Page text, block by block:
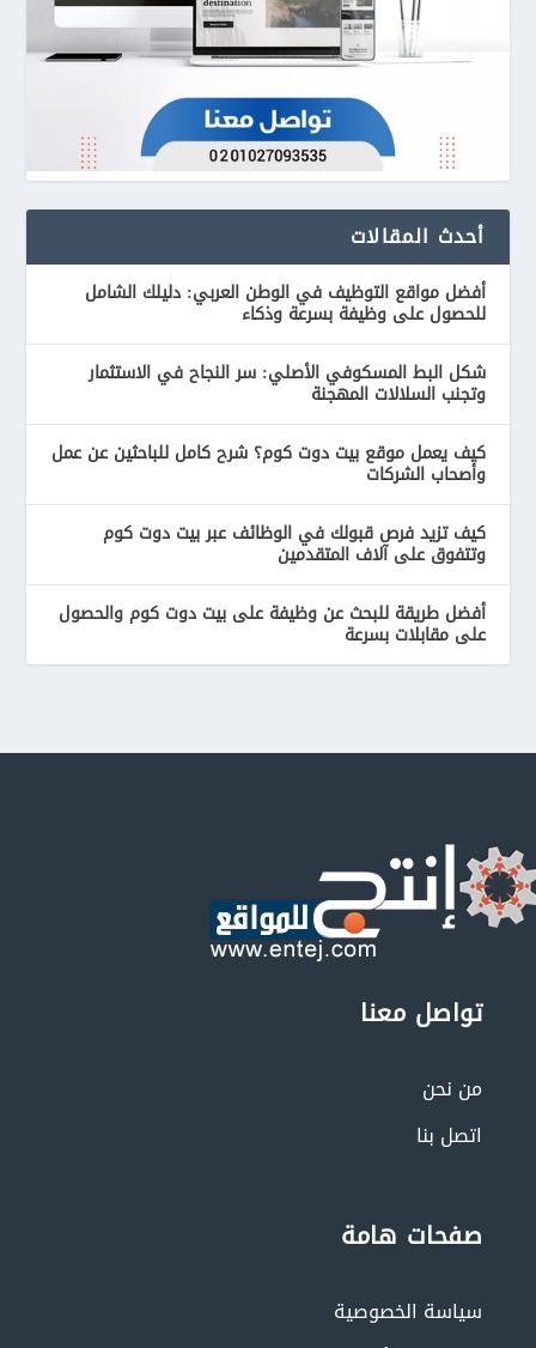
أحدث المقالات
أفضل مواقع التوظيف في الوطن العربي: دليلك الشامل
للحصول على وظيفة بسرعة وذكاء
شكل البط المسكوفي الأصلي: سر النجاح في الاستثمار
وتجنب السلالات المهجنة
كيف يعمل موقع بيت دوت كوم؟ شرح كامل للباحثين عن عمل
وأصحاب الشركات
كيف تزيد فرص قبولك في الوظائف عبر بيت دوت كوم
وتتفوق على آلاف المتقدمين
أفضل طريقة للبحث عن وظيفة على بيت دوت كوم والحصول
على مقابلات بسرعة
تواصل معنا
من نحن
اتصل بنا
صفحات هامة
سياسة الخصوصية